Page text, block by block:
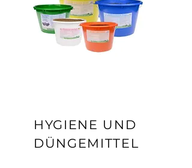
HYGIENE UND
DÜNGEMITTEL